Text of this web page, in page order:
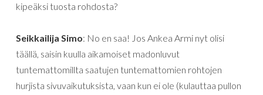
kipeäksi tuosta rohdosta?
Seikkailija Simo: No en saa! Jos Ankea Armi nyt olisi
täällä, saisin kuulla aikamoiset madonluvut
tuntemattomillta saatujen tuntemattomien rohtojen
hurjista sivuvaikutuksista, vaan kun ei ole (kulauttaa pullon